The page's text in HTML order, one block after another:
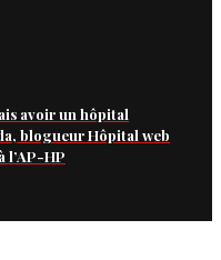
avoir un hôpital
blogueur Hôpital web
l’AP-HP